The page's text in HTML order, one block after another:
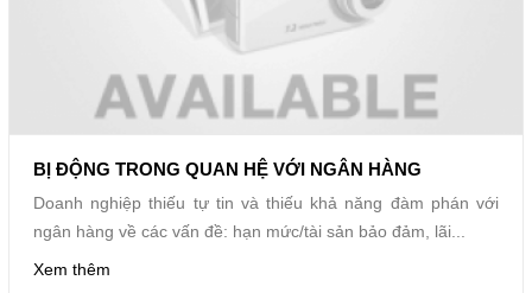
BỊ ĐỘNG TRONG QUAN HỆ VỚI NGÂN HÀNG
Doanh nghiệp thiếu tự tin và thiếu khả năng đàm phán với
ngân hàng về các vấn đề: hạn mức/tài sản bảo đảm, lãi...
Xem thêm